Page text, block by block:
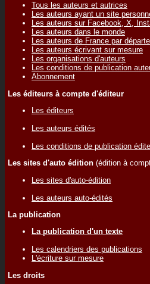
Tous les auteurs et autrices
Les auteurs ayant un site
Les auteurs sur Facebook, X,
Les auteurs dans le monde
Les auteurs de France par
Les auteurs écrivant sur mesure
Les organisations d'auteurs
Les conditions de publication
Abonnement
Les éditeurs à compte d'éditeur
Les éditeurs
Les auteurs édités
Les conditions de publication
Les sites d'auto édition (édition à
Les sites d'auto-édition
Les auteurs auto-édités
La publication
La publication d'un texte
Les calendriers des publications
L'écriture sur mesure
Les droits